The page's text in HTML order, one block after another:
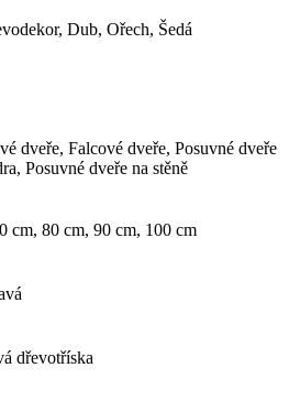
Dub, Ořech, Šedá
dveře, Falcové dveře, Posuvné dveře
Posuvné dveře na stěně
cm, 80 cm, 90 cm, 100 cm
dřevotříska